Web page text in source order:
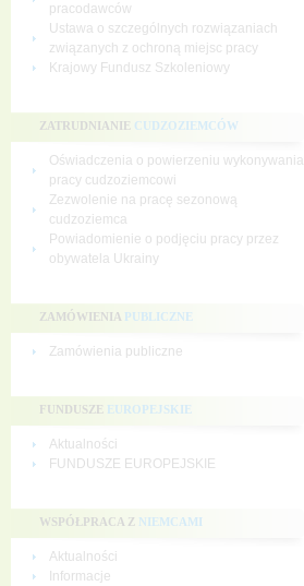
pracodawców
Ustawa o szczególnych rozwiązaniach
związanych z ochroną miejsc pracy
Krajowy Fundusz Szkoleniowy
ZATRUDNIANIE CUDZOZIEMCÓW
Oświadczenia o powierzeniu wykonywania
pracy cudzoziemcowi
Zezwolenie na pracę sezonową
cudzoziemca
Powiadomienie o podjęciu pracy przez
obywatela Ukrainy
ZAMÓWIENIA PUBLICZNE
Zamówienia publiczne
FUNDUSZE EUROPEJSKIE
Aktualności
FUNDUSZE EUROPEJSKIE
WSPÓŁPRACA Z NIEMCAMI
Aktualności
Informacje